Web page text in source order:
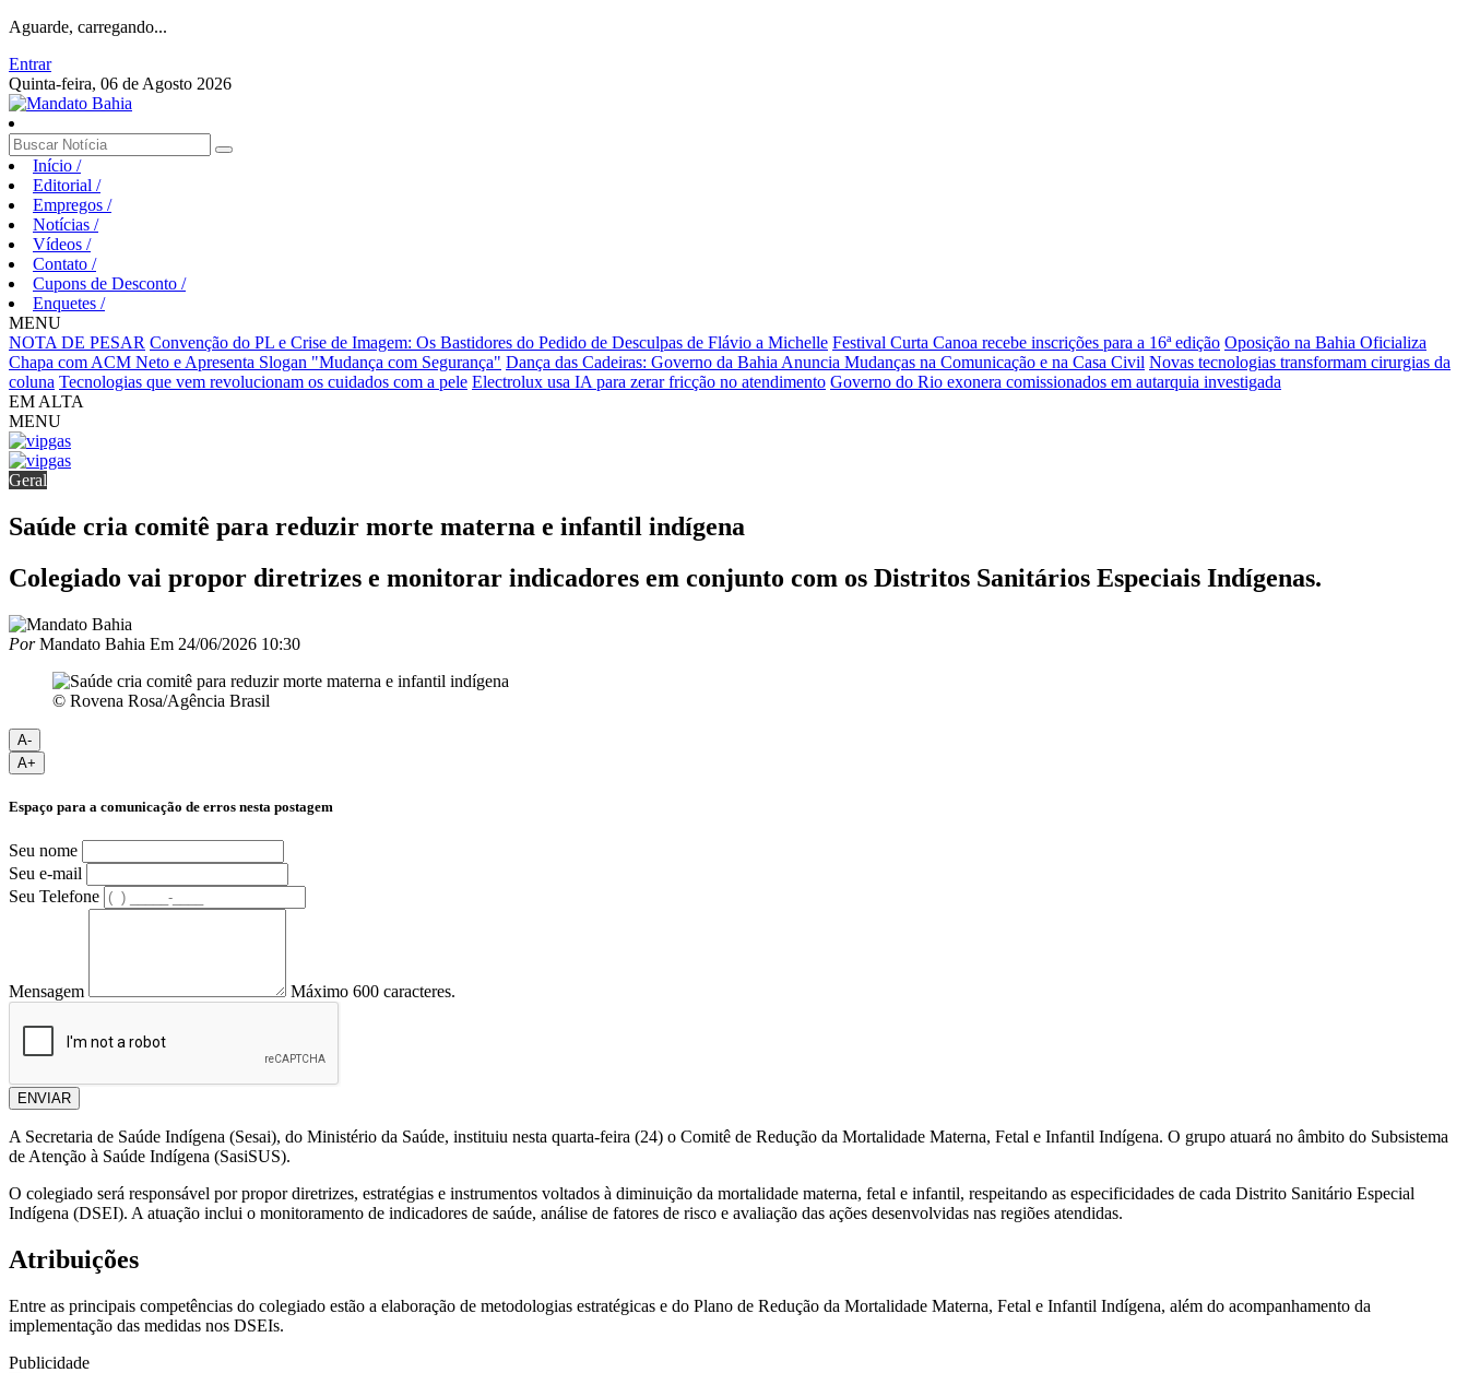
Aguarde, carregando...
Entrar
Quinta-feira, 06 de Agosto 2026
Início /
Editorial /
Empregos /
Notícias /
Vídeos /
Contato /
Cupons de Desconto /
Enquetes /
MENU
NOTA DE PESAR Convenção do PL e Crise de Imagem: Os Bastidores do Pedido de Desculpas de Flávio a Michelle Festival Curta Canoa recebe inscrições para a 16ª edição Oposição na Bahia Oficializa
Chapa com ACM Neto e Apresenta Slogan "Mudança com Segurança" Dança das Cadeiras: Governo da Bahia Anuncia Mudanças na Comunicação e na Casa Civil Novas tecnologias transformam cirurgias da
coluna Tecnologias que vem revolucionam os cuidados com a pele Electrolux usa IA para zerar fricção no atendimento Governo do Rio exonera comissionados em autarquia investigada
EM ALTA
MENU
Geral
Saúde cria comitê para reduzir morte materna e infantil indígena
Colegiado vai propor diretrizes e monitorar indicadores em conjunto com os Distritos Sanitários Especiais Indígenas.
PorMandato Bahia Em 24/06/2026 10:30
© Rovena Rosa/Agência Brasil
A-
A+
Espaço para a comunicação de erros nesta postagem
Seu nome
Seu e-mail
Seu Telefone
Mensagem Máximo 600 caracteres.
ENVIAR
A Secretaria de Saúde Indígena (Sesai), do Ministério da Saúde, instituiu nesta quarta-feira (24) o Comitê de Redução da Mortalidade Materna, Fetal e Infantil Indígena. O grupo atuará no âmbito do Subsistema
de Atenção à Saúde Indígena (SasiSUS).
O colegiado será responsável por propor diretrizes, estratégias e instrumentos voltados à diminuição da mortalidade materna, fetal e infantil, respeitando as especificidades de cada Distrito Sanitário Especial
Indígena (DSEI). A atuação inclui o monitoramento de indicadores de saúde, análise de fatores de risco e avaliação das ações desenvolvidas nas regiões atendidas.
Atribuições
Entre as principais competências do colegiado estão a elaboração de metodologias estratégicas e do Plano de Redução da Mortalidade Materna, Fetal e Infantil Indígena, além do acompanhamento da
implementação das medidas nos DSEIs.
Publicidade